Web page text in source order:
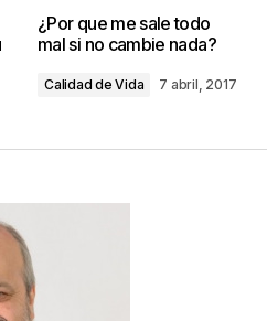
en acaparar recursos
plantea Porter es que la
empresa deberia ser
azul, sino lo hace esta
rojo con todo lo que ello
¿Por que me sale todo
mal si no cambie nada?
Calidad de Vida 7 abril, 2017